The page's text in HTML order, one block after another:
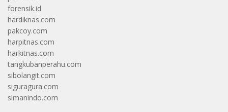
forensik.id
hardiknas.com
pakcoy.com
harpitnas.com
harkitnas.com
tangkubanperahu.com
sibolangit.com
siguragura.com
simanindo.com